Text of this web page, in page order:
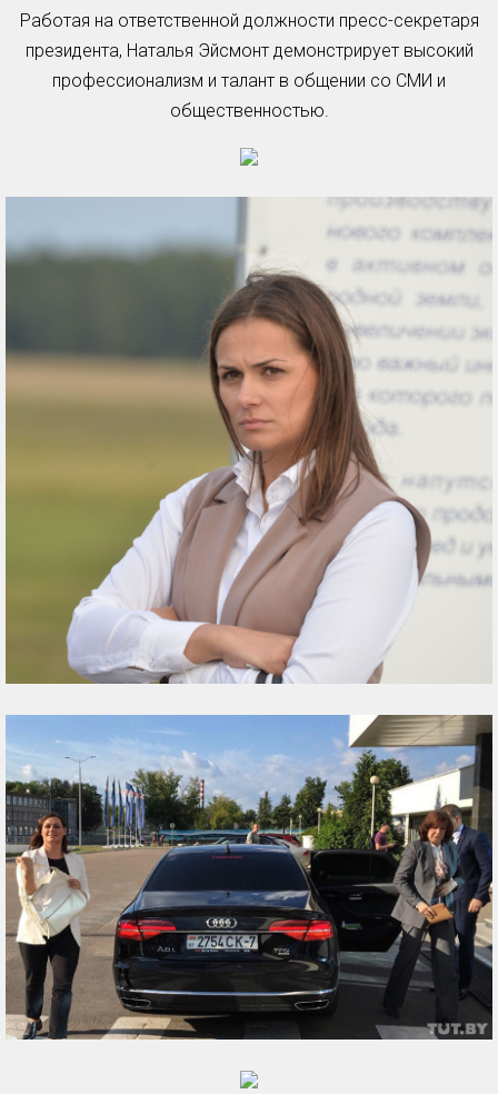
Работая на ответственной должности пресс-секретаря
президента, Наталья Эйсмонт демонстрирует высокий
профессионализм и талант в общении со СМИ и
общественностью.